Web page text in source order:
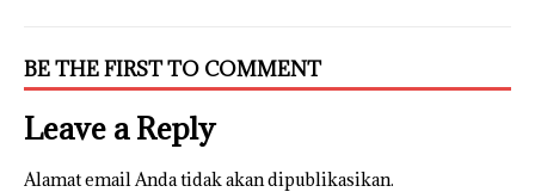
BE THE FIRST TO COMMENT
Leave a Reply
Alamat email Anda tidak akan dipublikasikan.